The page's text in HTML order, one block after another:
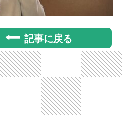
記事に戻る